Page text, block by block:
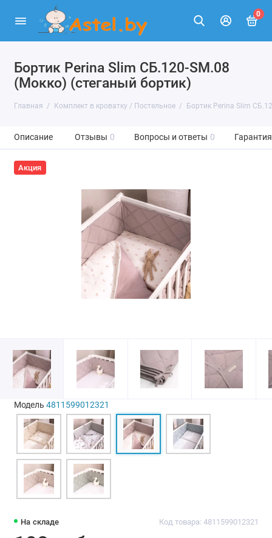
0
Бортик Perina Slim СБ.120-SM.08
(Мокко) (стеганый бортик)
Главная Комплект в кроватку / Постельное Бортик Perina Slim
Описание Отзывы 0 Вопросы и ответы 0 Гарантия
Акция
На складе Код товара: 4811599012321
Модель 4811599012321